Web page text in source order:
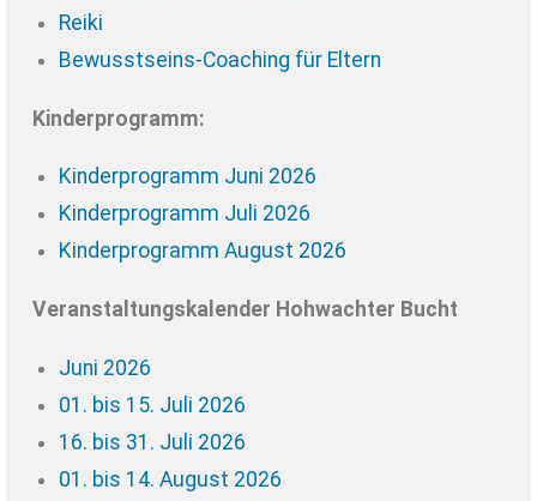
Reiki
Bewusstseins-Coaching für Eltern
Kinderprogramm:
Kinderprogramm Juni 2026
Kinderprogramm Juli 2026
Kinderprogramm August 2026
Veranstaltungskalender Hohwachter Bucht
Juni 2026
01. bis 15. Juli 2026
16. bis 31. Juli 2026
01. bis 14. August 2026